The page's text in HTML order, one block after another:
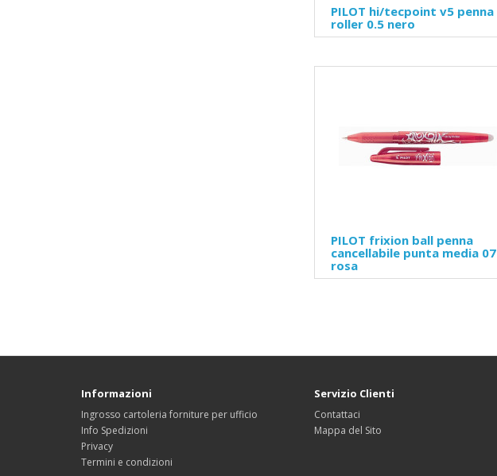
PILOT hi/tecpoint v5 penna
roller 0.5 nero
PILOT frixion ball penna
cancellabile punta media 07
rosa
Informazioni
Ingrosso cartoleria forniture per ufficio
Info Spedizioni
Privacy
Termini e condizioni
Servizio Clienti
Contattaci
Mappa del Sito